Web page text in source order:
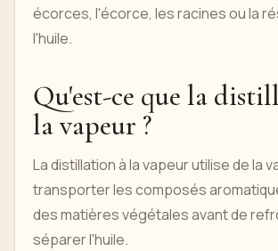
écorces, l'écorce, les racines ou la
l'huile.
Qu'est-ce que la
la vapeur ?
La distillation à la vapeur utilise de la
transporter les composés
des matières végétales avant de
séparer l'huile.